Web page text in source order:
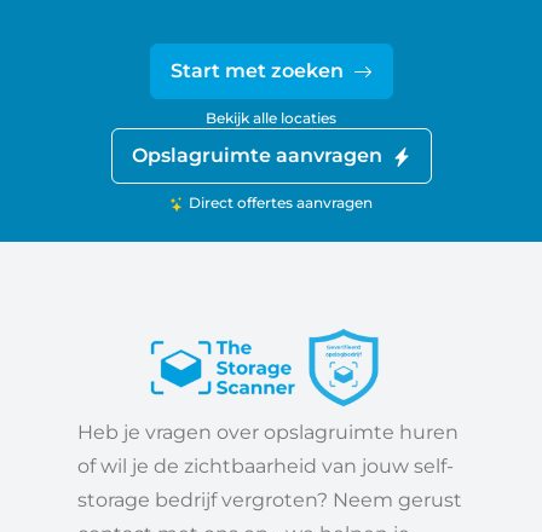
Start met zoeken
Bekijk alle locaties
Opslagruimte aanvragen
Direct offertes aanvragen
Heb je vragen over opslagruimte huren
of wil je de zichtbaarheid van jouw self-
storage bedrijf vergroten? Neem gerust